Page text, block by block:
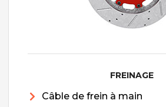
FREINAGE
Câble de frein à main